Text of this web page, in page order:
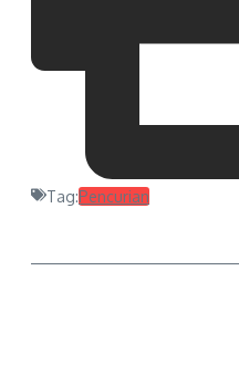
Tag:Pencurian